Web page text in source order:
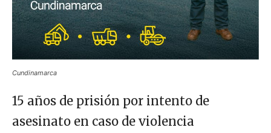
Cundinamarca
15 años de prisión por intento de
asesinato en caso de violencia